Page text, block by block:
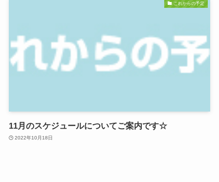
これからの予定
11月のスケジュールについてご案内です☆
2022年10月18日